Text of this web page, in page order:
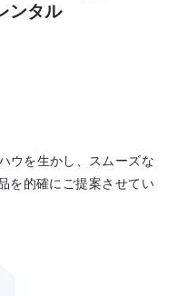
ンタル
ウを生かし、スムーズな
を的確にご提案させてい